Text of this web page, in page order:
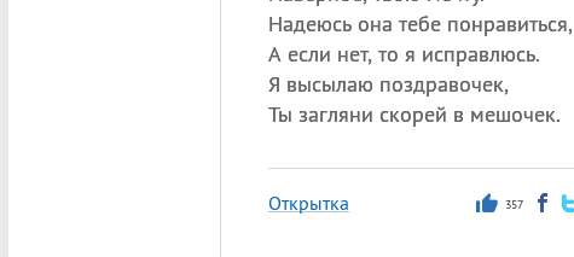
Надеюсь она тебе понравиться,
А если нет, то я исправлюсь.
Я высылаю поздравочек,
Ты загляни скорей в мешочек.
Открытка 357